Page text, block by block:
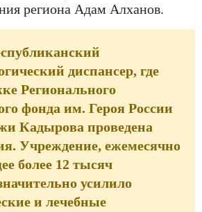
региона Адам Алханов.
диспансер, где
Регионального
фонда им. Героя России
Кадырова проведена
Учреждение, ежемесячно
более 12 тысяч
усилило
и лечебные